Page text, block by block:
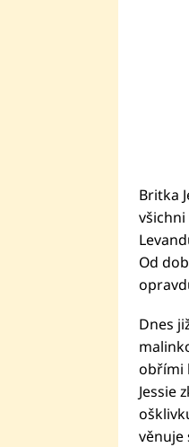
Britka
Od
Dnes
obřími
Jessie
věnuje